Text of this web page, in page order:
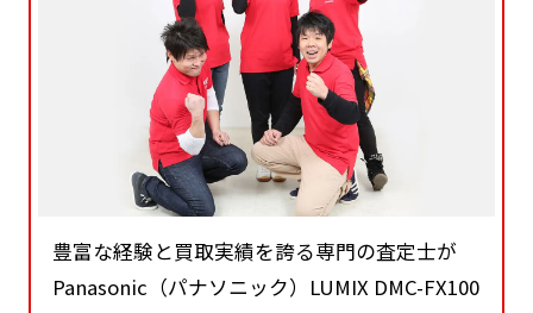
豊富な経験と買取実績を誇る専門の査定士が
Panasonic（パナソニック）LUMIX DMC-FX100